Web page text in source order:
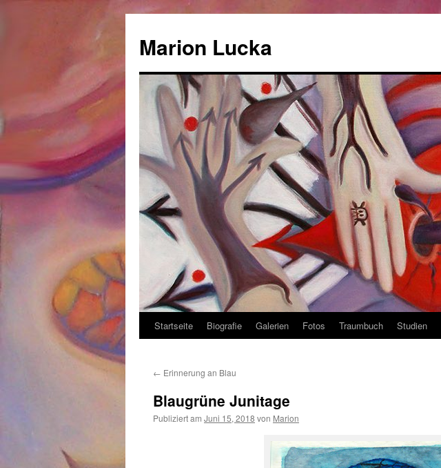
Marion Lucka
Zum
springen
Startseite Biografie Galerien Fotos Traumbuch Studien
← Erinnerung an Blau
Blaugrüne Junitage
Publiziert am Juni 15, 2018 von Marion